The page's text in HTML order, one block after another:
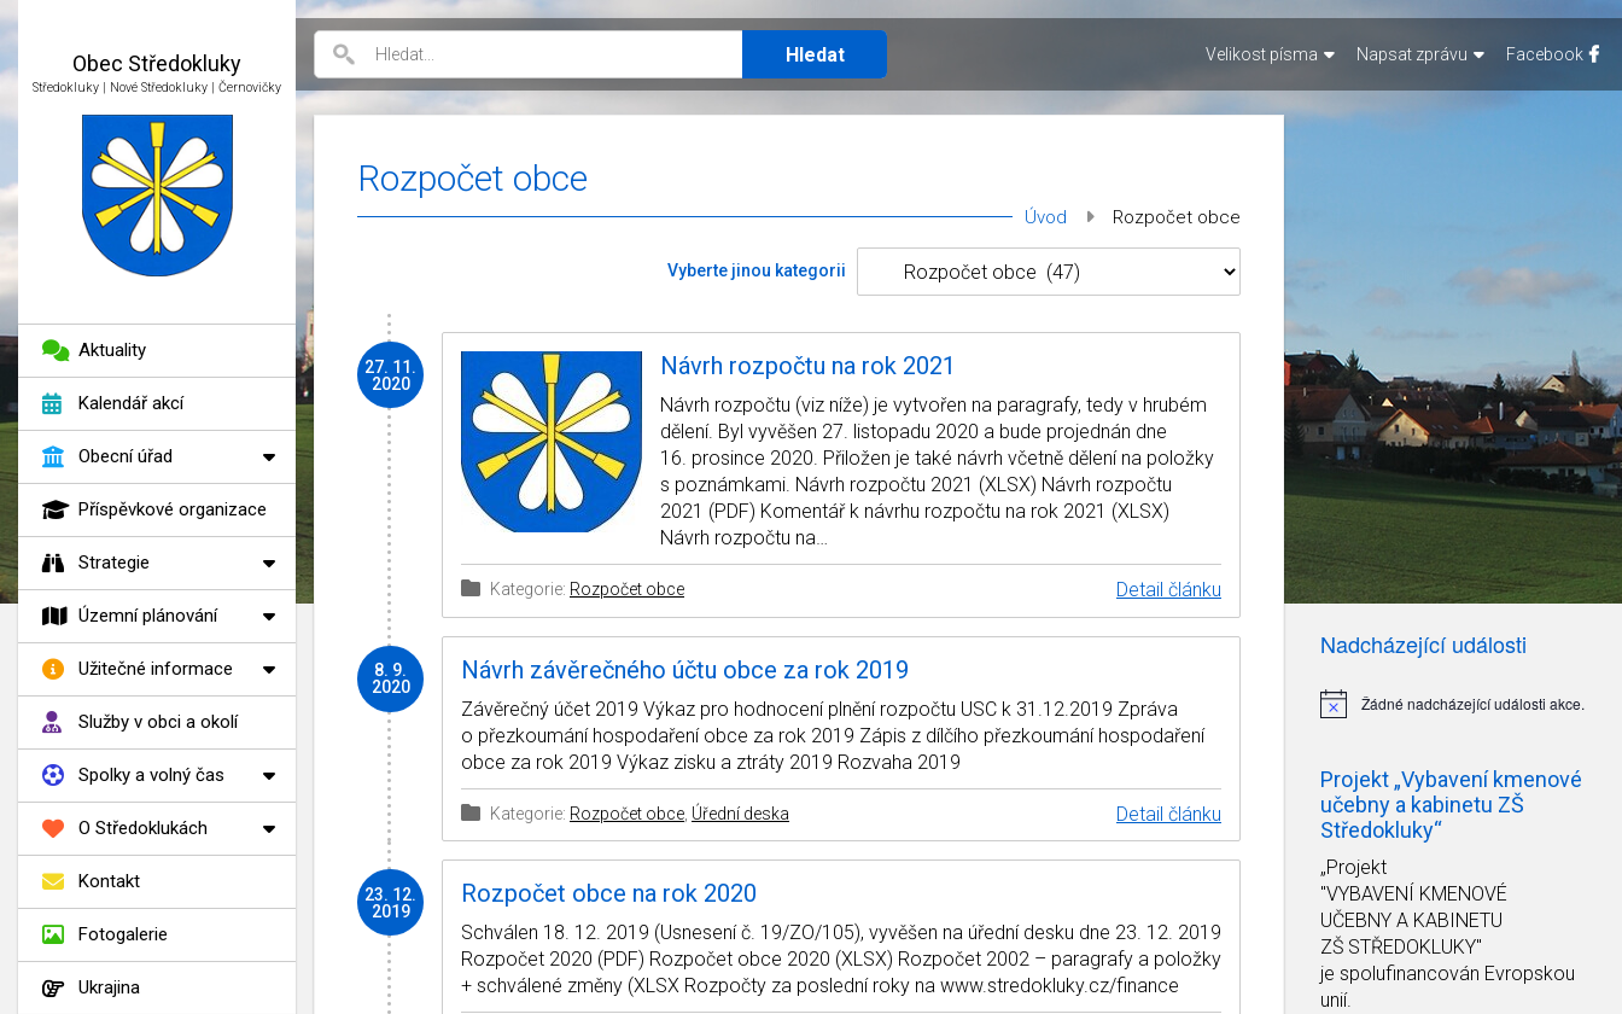
Obec Středokluky
Středokluky | Nové Středokluky | Černovičky
Rozpočet obce
Vyberte jinou kategorii
27. 11.
2020
Návrh rozpočtu na rok 2021
Návrh rozpočtu (viz níže) je vytvořen na paragrafy, tedy v hrubém
dělení. Byl vyvěšen 27. listopadu 2020 a bude projednán dne
16. prosince 2020. Přiložen je také návrh včetně dělení na položky
s poznámkami. Návrh rozpočtu 2021 (XLSX) Návrh rozpočtu
2021 (PDF) Komentář k návrhu rozpočtu na rok 2021 (XLSX)
Návrh rozpočtu na…
Kategorie: Rozpočet obce Detail článku
8. 9.
2020
Návrh závěrečného účtu obce za rok 2019
Závěrečný účet 2019 Výkaz pro hodnocení plnění rozpočtu USC k 31.12.2019 Zpráva
o přezkoumání hospodaření obce za rok 2019 Zápis z dílčího přezkoumání hospodaření
obce za rok 2019 Výkaz zisku a ztráty 2019 Rozvaha 2019
Kategorie: Rozpočet obce Úřední deska Detail článku
23. 12.
2019
Rozpočet obce na rok 2020
Schválen 18. 12. 2019 (Usnesení č. 19/ZO/105), vyvěšen na úřední desku dne 23. 12. 2019
Rozpočet 2020 (PDF) Rozpočet obce 2020 (XLSX) Rozpočet 2002 – paragrafy a položky
+ schválené změny (XLSX Rozpočty za poslední roky na www.stredokluky.cz/finance
Úvod Rozpočet obce
Nadcházející události
Notice Žádné nadcházející události akce.
Projekt „Vybavení kmenové
učebny a kabinetu ZŠ
Středokluky“
„Projekt
"VYBAVENÍ KMENOVÉ
UČEBNY A KABINETU
ZŠ STŘEDOKLUKY"
je spolufinancován Evropskou
unií.
Velikost písma Napsat zprávu Facebook
Aktuality
Kalendář akcí
Obecní úřad
Příspěvkové organizace
Strategie
Územní plánování
Užitečné informace
Služby v obci a okolí
Spolky a volný čas
O Středoklukách
Kontakt
Fotogalerie
Ukrajina